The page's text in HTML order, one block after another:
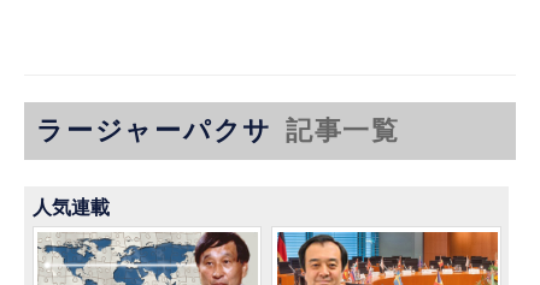
ラージャーパクサ 記事一覧
人気連載